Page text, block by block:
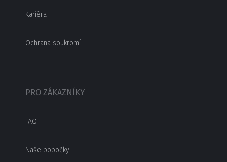
Kariéra
Ochrana soukromí
PRO ZÁKAZNÍKY
FAQ
Naše pobočky